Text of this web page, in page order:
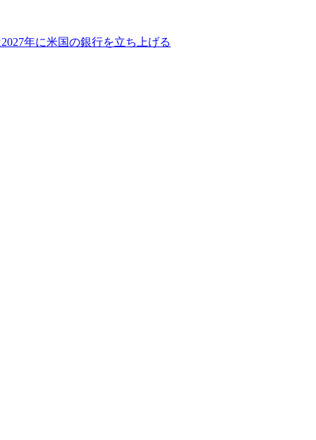
年に米国の銀行を立ち上げる